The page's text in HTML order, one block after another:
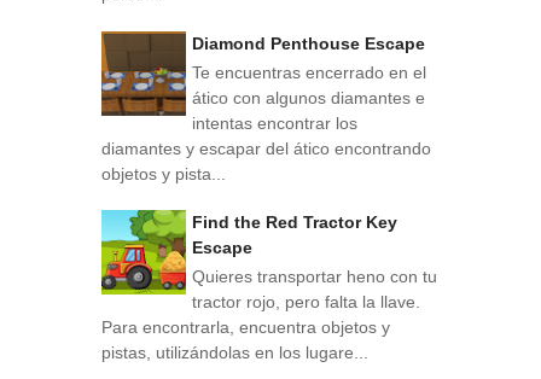
Diamond Penthouse Escape
Te encuentras encerrado en el
ático con algunos diamantes e
intentas encontrar los
diamantes y escapar del ático encontrando
objetos y pista...
Find the Red Tractor Key
Escape
Quieres transportar heno con tu
tractor rojo, pero falta la llave.
Para encontrarla, encuentra objetos y
pistas, utilizándolas en los lugare...